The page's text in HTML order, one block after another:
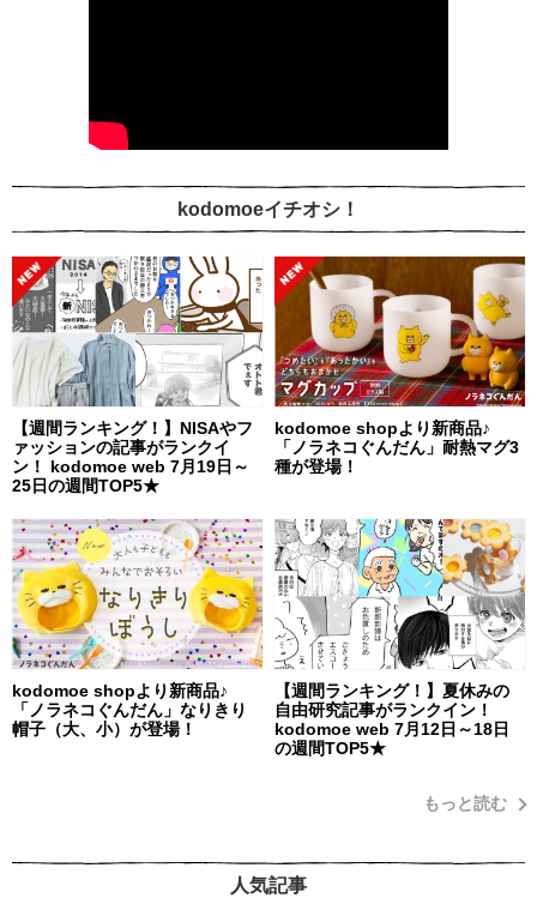
kodomoeイチオシ！
【週間ランキング！】NISAやフ
ァッションの記事がランクイ
ン！ kodomoe web 7月19日～
25日の週間TOP5★
kodomoe shopより新商品♪
「ノラネコぐんだん」耐熱マグ3
種が登場！
kodomoe shopより新商品♪
「ノラネコぐんだん」なりきり
帽子（大、小）が登場！
【週間ランキング！】夏休みの
自由研究記事がランクイン！
kodomoe web 7月12日～18日
の週間TOP5★
もっと読む
人気記事